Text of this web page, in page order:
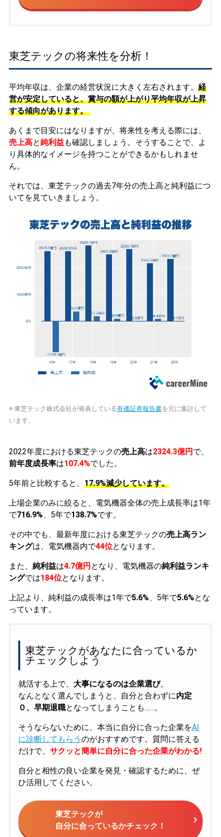
東芝テックの将来性を分析！
平均年収は、企業の経営状況に大きく左右されます。 経
営が安定していると、賞与の額が上がり平均年収が上昇
する傾向があります。
あくまで目安にはなりますが、将来性を考える際には、
売上高と純利益も確認しましょう。そうすることで、よ
り具体的なイメージを持つことができるかもしれませ
ん。
それでは、東芝テックの過去7年分の売上高と純利益につ
いてを見ていきましょう。
※ 東芝テック株式会社が発表している有価証券報告書を元に集計して
います。
2022年度における東芝テックの売上高は2324.3億円 で、
前年度成長率は107.4%でした。
5年前と比較すると、 17.9%減少しています。
上場企業のみに絞ると、電気機器全体の売上成長率は1年
で716.9%、5年で138.7%です。
その中でも、最新年度における東芝テックの売上高ラン
キングは、電気機器内で44位となります。
また、 純利益は4.7億円 となり、電気機器の純利益ランキ
ングでは184位となります。
上記より、純利益の成長率は1年で5.6%、5年で5.6%とな
っています。
東芝テックがあなたに合っているか
チェックしよう
就活する上で、 大事になるのは企業選び。
なんとなく選んでしまうと、自分と合わずに内定
０、早期退職となってしまうことも……。
そうならないために、本当に自分に合った企業をAI
に診断してもらう のがおすすめです。質問に答える
だけで、 サクッと簡単に自分に合った企業がわかる!
自分と相性の良い企業を発見・確認するために、ぜ
ひ活用してください。
東芝テックが
自分に合っているかチェック！